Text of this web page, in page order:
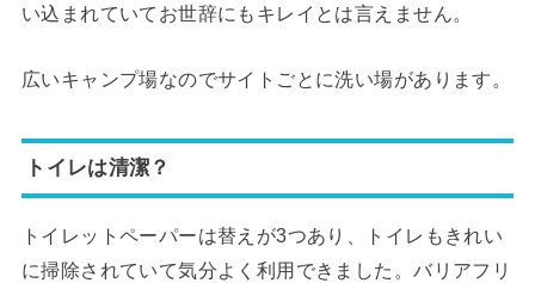
い込まれていてお世辞にもキレイとは言えません。
広いキャンプ場なのでサイトごとに洗い場があります。
トイレは清潔？
トイレットペーパーは替えが3つあり、トイレもきれい
に掃除されていて気分よく利用できました。バリアフリ